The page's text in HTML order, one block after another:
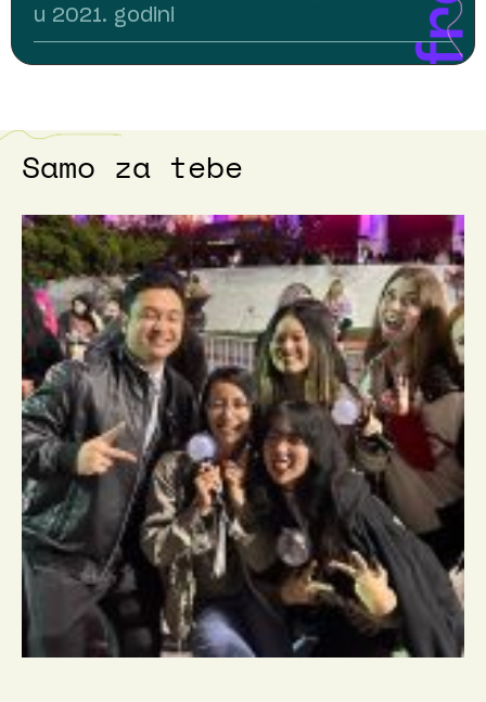
u 2021. godini
Samo za tebe